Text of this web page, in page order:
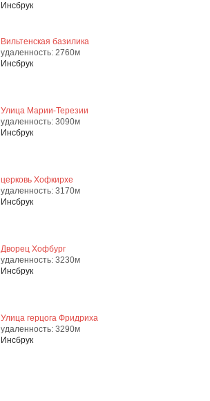
Инсбрук
Вильтенская базилика
удаленность: 2760м
Инсбрук
Улица Марии-Терезии
удаленность: 3090м
Инсбрук
церковь Хофкирхе
удаленность: 3170м
Инсбрук
Дворец Хофбург
удаленность: 3230м
Инсбрук
Улица герцога Фридриха
удаленность: 3290м
Инсбрук